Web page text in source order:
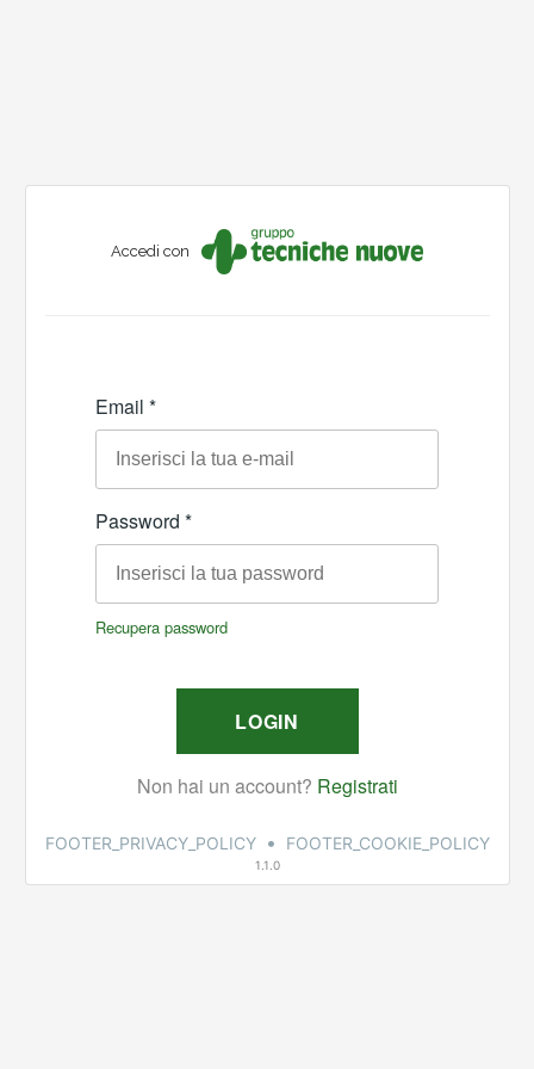
Accedi con
FOOTER_PRIVACY_POLICY • FOOTER_COOKIE_POLICY
1.1.0